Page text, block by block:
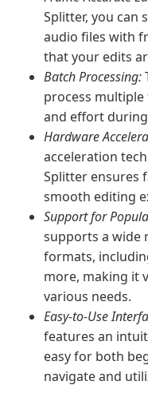
Splitter, you can
audio files with
that your edits
Batch Processing:
process multiple
and effort
Hardware
acceleration
Splitter ensures
smooth editing
Support for
supports a wide
formats,
more, making it
various needs.
Easy-to-Use
features an
easy for both
navigate and